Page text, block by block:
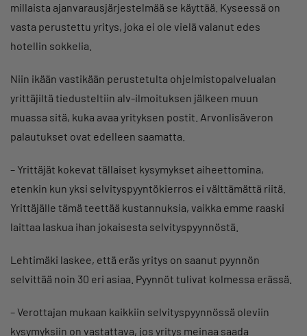
millaista ajanvarausjärjestelmää se käyttää. Kyseessä on
vasta perustettu yritys, joka ei ole vielä valanut edes
hotellin sokkelia.
Niin ikään vastikään perustetulta ohjelmistopalvelualan
yrittäjiltä tiedusteltiin alv-ilmoituksen jälkeen muun
muassa sitä, kuka avaa yrityksen postit. Arvonlisäveron
palautukset ovat edelleen saamatta.
– Yrittäjät kokevat tällaiset kysymykset aiheettomina,
etenkin kun yksi selvityspyyntökierros ei välttämättä riitä.
Yrittäjälle tämä teettää kustannuksia, vaikka emme raaski
laittaa laskua ihan jokaisesta selvityspyynnöstä.
Lehtimäki laskee, että eräs yritys on saanut pyynnön
selvittää noin 30 eri asiaa. Pyynnöt tulivat kolmessa erässä.
– Verottajan mukaan kaikkiin selvityspyynnössä oleviin
kysymyksiin on vastattava, jos yritys meinaa saada